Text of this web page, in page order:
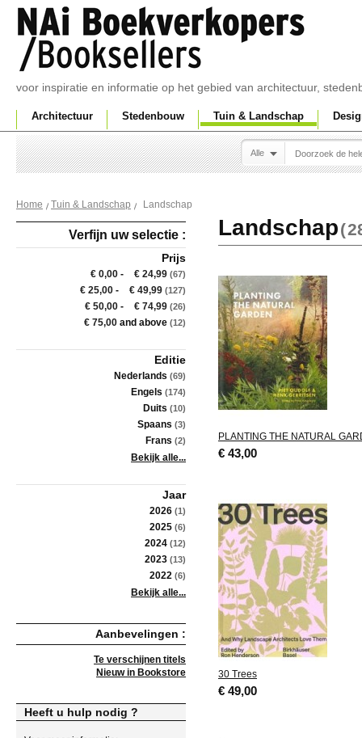
voor inspiratie en informatie op het gebied van architectuur,
Architectuur Stedenbouw Tuin & Landschap
Alle
Home Tuin & Landschap Landschap
Verfijn uw selectie :
Prijs
€ 0,00 - € 24,99 (67)
€ 25,00 - € 49,99 (127)
€ 50,00 - € 74,99 (26)
€ 75,00 and above (12)
Editie
Nederlands (69)
Engels (174)
Duits (10)
Spaans (3)
Frans (2)
Bekijk alle...
Jaar
2026 (1)
2025 (6)
2024 (12)
2023 (13)
2022 (6)
Bekijk alle...
Aanbevelingen :
Te verschijnen titels
Nieuw in Bookstore
Heeft u hulp nodig ?
Landschap(
PLANTING THE NATURAL
€ 43,00
30 Trees
€ 49,00